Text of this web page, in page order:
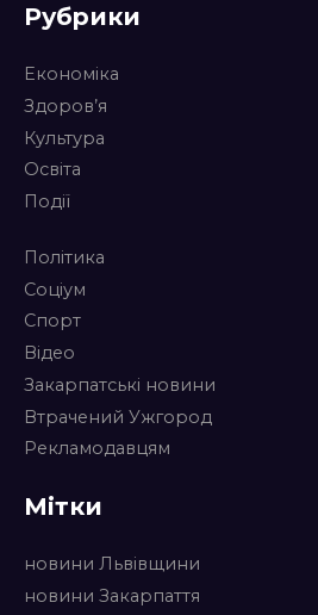
Рубрики
Економіка
Здоров’я
Культура
Освіта
Події
Політика
Соціум
Спорт
Відео
Закарпатські новини
Втрачений Ужгород
Рекламодавцям
Мітки
новини Львівщини
новини Закарпаття